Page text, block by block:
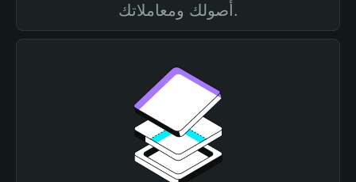
أصولك ومعاملاتك.